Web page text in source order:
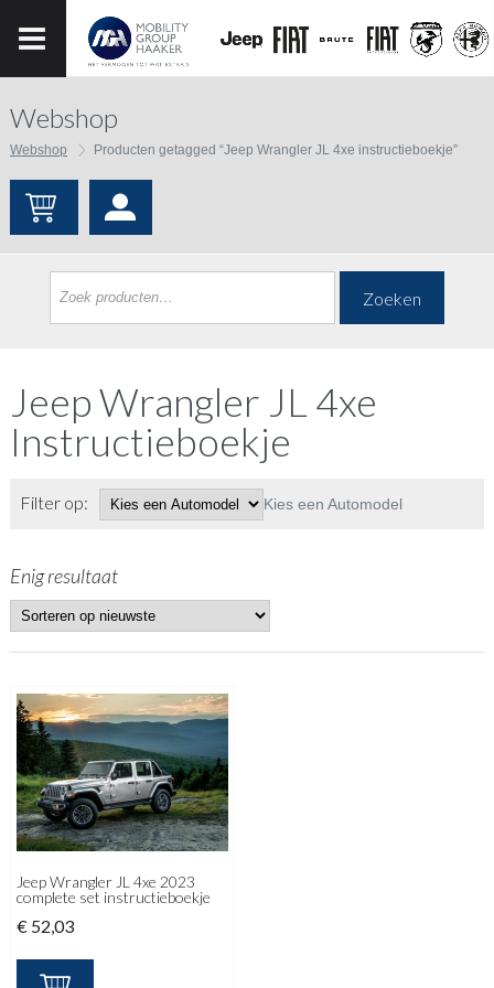
Webshop
Webshop Producten getagged “Jeep Wrangler JL 4xe instructieboekje”
Zoeken
Jeep Wrangler JL 4xe
Instructieboekje
Filter op: Kies een Automodel
Enig resultaat
Jeep Wrangler JL 4xe 2023
complete set instructieboekje
€ 52,03